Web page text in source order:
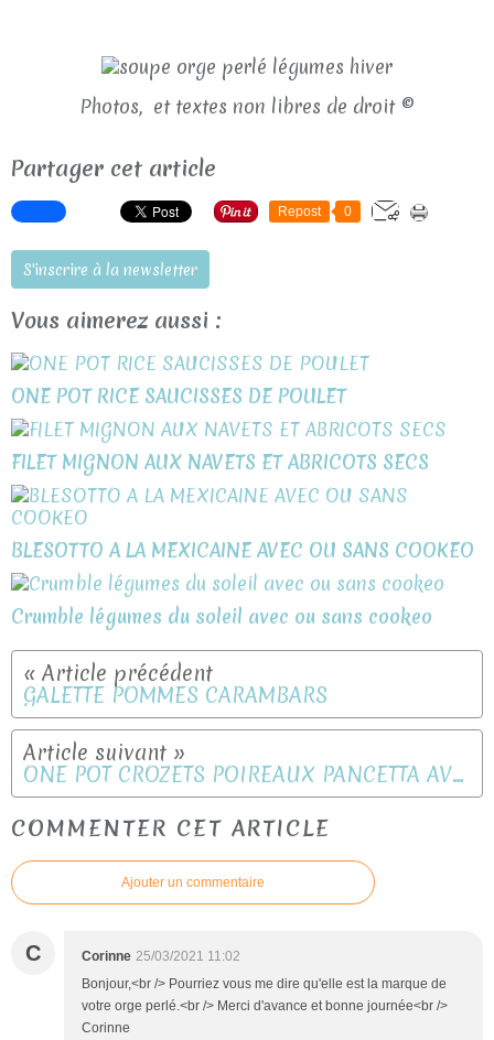
Photos, et textes non libres de droit ©
Partager cet article
Repost 0
S'inscrire à la newsletter
Vous aimerez aussi :
ONE POT RICE SAUCISSES DE POULET
FILET MIGNON AUX NAVETS ET ABRICOTS SECS
BLESOTTO A LA MEXICAINE AVEC OU SANS COOKEO
Crumble légumes du soleil avec ou sans cookeo
GALETTE POMMES CARAMBARS
ONE POT CROZETS POIREAUX PANCETTA AVEC OU SANS COOKEO
COMMENTER CET ARTICLE
Ajouter un commentaire
C Corinne 25/03/2021 11:02
Bonjour,<br /> Pourriez vous me dire qu'elle est la marque de
votre orge perlé.<br /> Merci d'avance et bonne journée<br />
Corinne